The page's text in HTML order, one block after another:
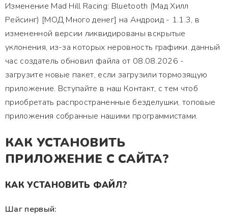
Изменение Mad Hill Racing: Bluetooth (Мад Хилл
Рейсинг) [МОД Много денег] на Андроид - 1.1.3, в
измененной версии ликвидированы вскрытые
уклонения, из-за которых неровность графики. данный
час создатель обновил файла от 08.08.2026 -
загрузите новые пакет, если загрузили тормозящую
приложение. Вступайте в наш Контакт, с тем чтоб
приобретать распространенные безделушки, топовые
приложения собранные нашими программистами.
КАК УСТАНОВИТЬ
ПРИЛОЖЕНИЕ С САЙТА?
КАК УСТАНОВИТЬ ФАЙЛ?
Шаг первый: